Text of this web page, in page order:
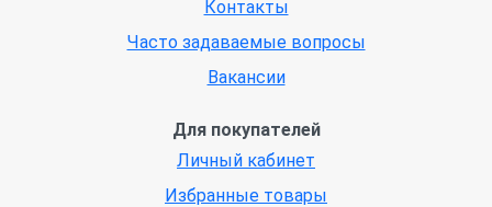
Контакты
Часто задаваемые вопросы
Вакансии
Для покупателей
Личный кабинет
Избранные товары